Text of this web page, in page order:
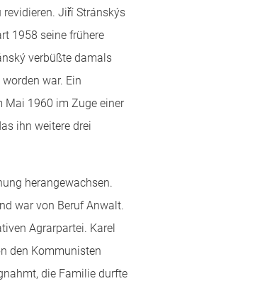
Jiří Stránskýs
1958 seine frühere
verbüßte damals
war. Ein
Mai 1960 im Zuge einer
ihn weitere drei
herangewachsen.
war von Beruf Anwalt.
Agrarpartei. Karel
den Kommunisten
die Familie durfte